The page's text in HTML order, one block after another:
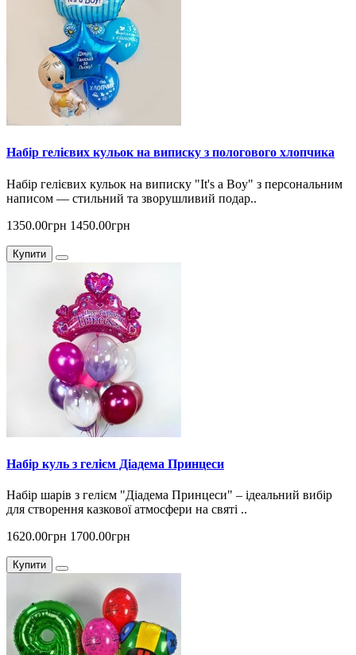
Набір гелієвих кульок на виписку з пологового хлопчика
Набір гелієвих кульок на виписку "It's a Boy" з персональним
написом — стильний та зворушливий подар..
1350.00грн 1450.00грн
Купити
Набір куль з гелієм Діадема Принцеси
Набір шарів з гелієм "Діадема Принцеси" – ідеальний вибір
для створення казкової атмосфери на святі ..
1620.00грн 1700.00грн
Купити